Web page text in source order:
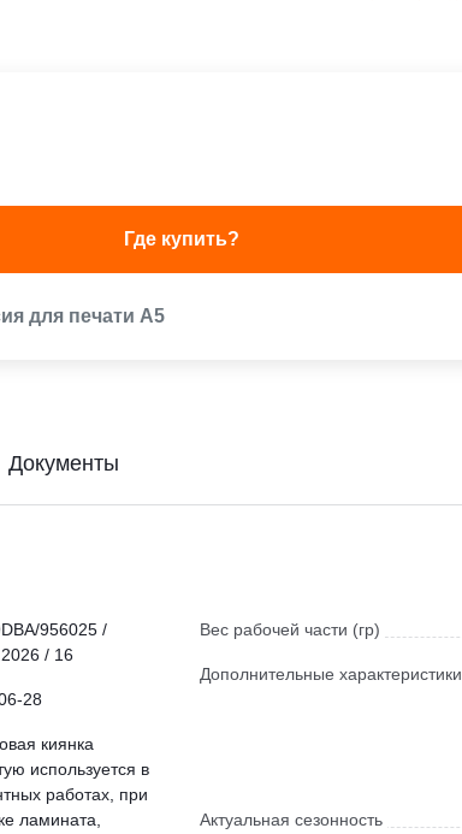
Где купить?
для печати А5
956025 /
/ 16
28
киянка
используется в
работах, при
ламината,
Вес рабочей части (гр)
Дополнительные характеристики
Актуальная сезонность
Документы